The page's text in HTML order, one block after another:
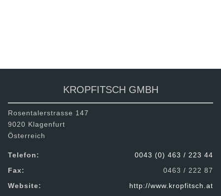
KROPFITSCH GMBH
Rosentalerstrasse 147
9020 Klagenfurt
Österreich
Telefon:
0043 (0) 463 / 223 44
Fax:
0463 / 222 87
Website:
http://www.kropfitsch.at